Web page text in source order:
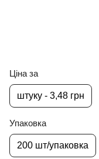
Ціна за
штуку - 3,48 грн
Упаковка
200 шт/упаковка